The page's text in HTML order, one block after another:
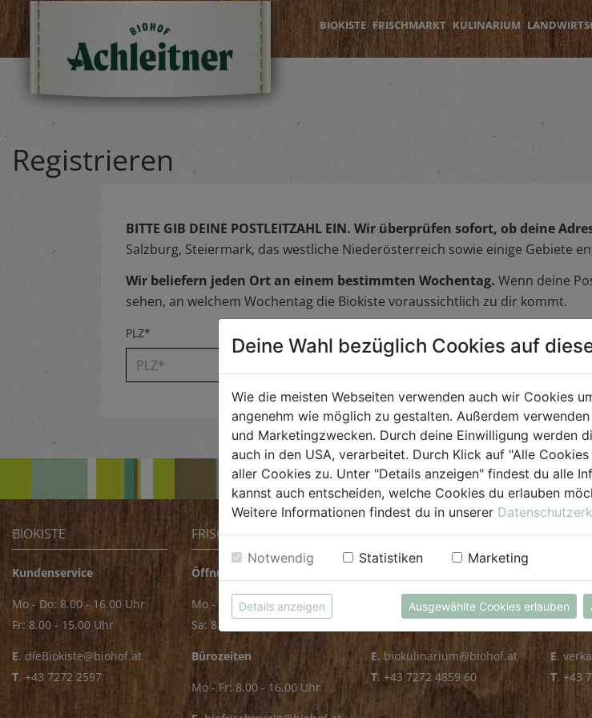
BIOKISTE FRISCHMARKT KULINARIUM
Registrieren
BITTE GIB DEINE POSTLEITZAHL EIN. Wir überprüfen sofort, ob deine
Salzburg, Steiermark, das westliche Niederösterreich sowie einige Gebiete
Wir beliefern jeden Ort an einem bestimmten Wochentag. Wenn deine
sehen, an welchem Wochentag die Biokiste voraussichtlich zu dir kommt.
PLZ*
BIOKISTE
Kundenservice
Mo - Do: 8.00 - 16.00 Uhr
Fr: 8.00 - 15.00 Uhr
E. dieBiokiste@biohof.at
T. +43 7272 2597
FRISCHMARKT
Öffnungszeiten
Mo - Fr: 8.00 - 18.00 Uhr
Sa: 8.00 - 14.00 Uhr
Bürozeiten
Mo - Fr: 8.00 - 16.00 Uhr
KULINARIUM
Mo - Fr: 8.00 - 14.30 Uhr
E. biokulinarium@biohof.at
T. +43 7272 4859 60
Mo -
E.
T. +43
Deine Wahl bezüglich Cookies auf
Wie die meisten Webseiten verwenden auch wir Cookies
angenehm wie möglich zu gestalten. Außerdem
und Marketingzwecken. Durch deine Einwilligung werden
auch in den USA, verarbeitet. Durch Klick auf "Alle
aller Cookies zu. Unter "Details anzeigen" findest du alle
kannst auch entscheiden, welche Cookies du erlauben
Weitere Informationen findest du in unserer
Notwendig Statistiken Marketing
Details anzeigen Ausgewählte Cookies erlauben